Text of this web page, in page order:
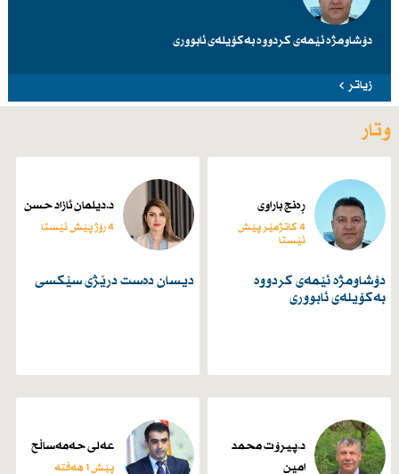
دۆشاومژە ئێمەی کردووە بەکۆیلەی ئابووری
زیاتر
وتار
ڕەنج باراوی
4 کاتژمێر پێش
ئێستا
دۆشاومژە ئێمەی کردووە
بەکۆیلەی ئابووری
د.دیلمان ئازاد حسن
4 رۆژ پێش ئێستا
دیسان دەست درێژی سێكسی
د.پیرۆت محمد
امین
عەلی حەمەساڵح
پێش 1 هەفتە